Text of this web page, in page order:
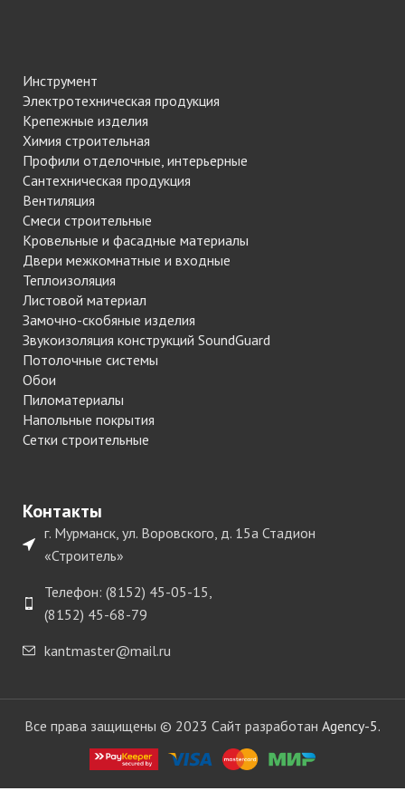
Инструмент
Электротехническая продукция
Крепежные изделия
Химия строительная
Профили отделочные, интерьерные
Сантехническая продукция
Вентиляция
Смеси строительные
Кровельные и фасадные материалы
Двери межкомнатные и входные
Теплоизоляция
Листовой материал
Замочно-скобяные изделия
Звукоизоляция конструкций SoundGuard
Потолочные системы
Обои
Пиломатериалы
Напольные покрытия
Сетки строительные
Контакты
г. Мурманск, ул. Воровского, д. 15а Стадион
«Строитель»
Телефон: (8152) 45-05-15,
(8152) 45-68-79
kantmaster@mail.ru
Все права защищены © 2023 Сайт разработан Agency-5.